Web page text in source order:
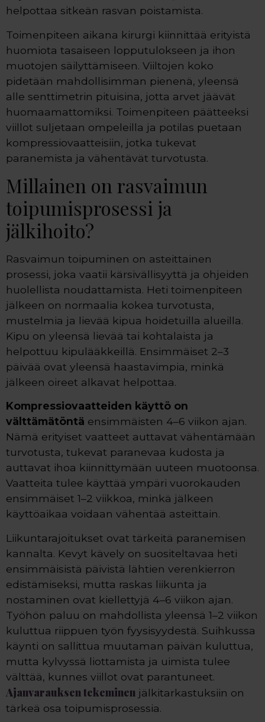
helpottaa sitkeän rasvan poistamista.
Toimenpiteen aikana kirurgi kiinnittää erityistä
huomiota tasaiseen lopputulokseen ja ihon
muotojen säilyttämiseen. Viiltojen koko
pidetään mahdollisimman pienenä, yleensä
alle senttimetrin pituisina, jotta arvet jäävät
huomaamattomiksi. Toimenpiteen päätteeksi
viillot suljetaan ompeleilla ja potilas puetaan
kompressiovaatteisiin, jotka tukevat
paranemista ja vähentävät turvotusta.
Millainen on rasvaimun
toipumisprosessi ja
jälkihoito?
Rasvaimun toipuminen on asteittainen
prosessi, joka vaatii kärsivällisyyttä ja ohjeiden
huolellista noudattamista. Heti toimenpiteen
jälkeen on normaalia kokea turvotusta,
mustelmia ja lievää kipua hoidetuilla alueilla.
Kipu on yleensä lievää tai kohtalaista ja
helpottuu kipulääkkeillä. Ensimmäiset 2–3
päivää ovat yleensä haastavimpia, minkä
jälkeen oireet alkavat helpottaa.
Kompressiovaatteiden käyttö on
välttämätöntä ensimmäisten 4–6 viikon ajan.
Nämä erityiset vaatteet auttavat vähentämään
turvotusta, tukevat paranevaa kudosta ja
auttavat ihoa kiinnittymään uuteen muotoonsa.
Vaatteita tulee käyttää ympäri vuorokauden
ensimmäiset 1–2 viikkoa, minkä jälkeen
käyttöaikaa voidaan vähentää asteittain.
Liikuntarajoitukset ovat tärkeitä paranemisen
kannalta. Kevyt kävely on suositeltavaa heti
ensimmäisistä päivistä lähtien verenkierron
edistämiseksi, mutta raskas liikunta ja
nostaminen ovat kiellettyjä 4–6 viikon ajan.
Työhön paluu on mahdollista yleensä 1–2 viikon
kuluttua riippuen työn fyysisyydestä. Suihkussa
käynti on sallittua muutaman päivän kuluttua,
mutta kylvyssä liottamista ja uimista tulee
välttää, kunnes viillot ovat parantuneet.
Ajanvarauksen tekeminen jälkitarkastuksiin on
tärkeä osa toipumisprosessia.